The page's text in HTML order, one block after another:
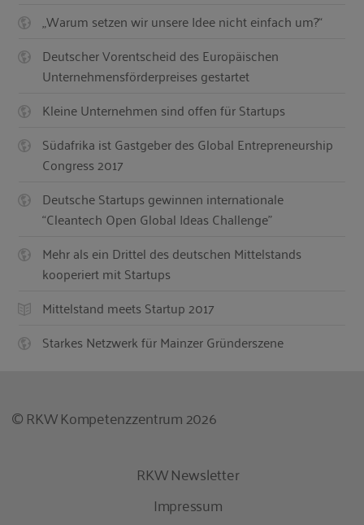
„Warum setzen wir unsere Idee nicht einfach um?“
Deutscher Vorentscheid des Europäischen
Unternehmensförderpreises gestartet
Kleine Unternehmen sind offen für Startups
Südafrika ist Gastgeber des Global Entrepreneurship
Congress 2017
Deutsche Startups gewinnen internationale
“Cleantech Open Global Ideas Challenge”
Mehr als ein Drittel des deutschen Mittelstands
kooperiert mit Startups
Mittelstand meets Startup 2017
Starkes Netzwerk für Mainzer Gründerszene
© RKW Kompetenzzentrum 2026
RKW Newsletter
Impressum